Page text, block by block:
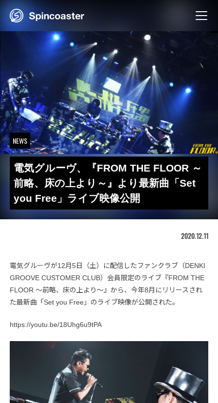
Skip
NEWS
電気グルーヴ、『FROM THE FLOOR ～
前略、床の上より～』より最新曲「Set
you Free」ライブ映像公開
2020.12.11
電気グルーヴが12月5日（土）に配信したファンクラブ（DENKI
GROOVE CUSTOMER CLUB）会員限定のライブ『FROM THE
FLOOR ～前略、床の上より～』から、今年8月にリリースされ
た最新曲「Set you Free」のライブ映像が公開された。
https://youtu.be/18Uhg6u9tPA